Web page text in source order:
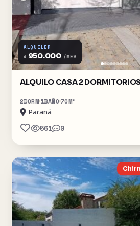
ALQUILER
$ 950.000 /MES
ALQUILO CASA 2
2DORM 1BAÑO70M²
Paraná
561 0